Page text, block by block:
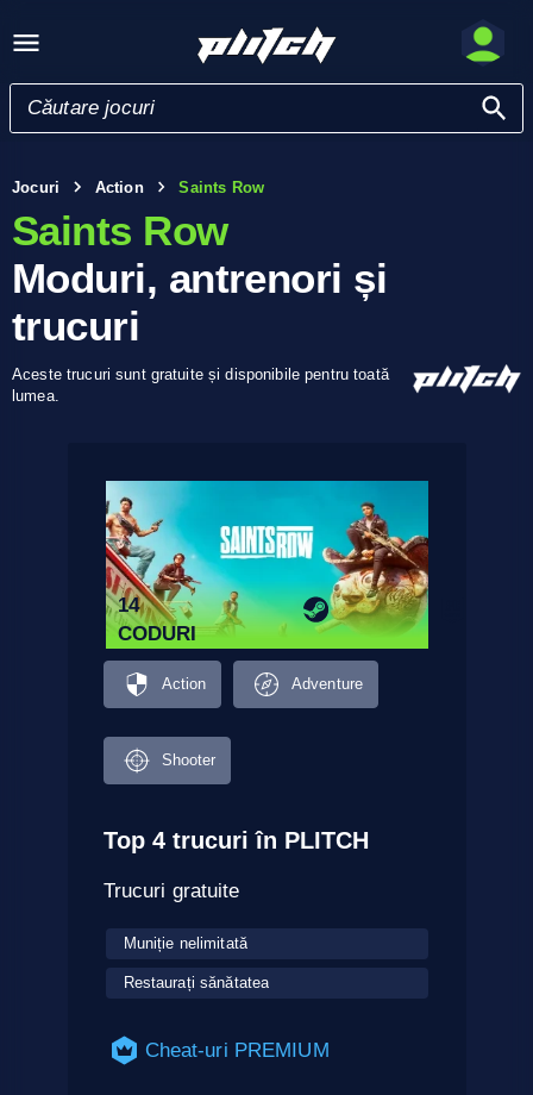
Jocuri Action Saints Row
Saints Row
Moduri, antrenori și
trucuri
Aceste trucuri sunt gratuite și disponibile pentru toată
lumea.
14
CODURI
Action Adventure
Shooter
Top 4 trucuri în PLITCH
Trucuri gratuite
Muniție nelimitată
Restaurați sănătatea
Cheat-uri PREMIUM